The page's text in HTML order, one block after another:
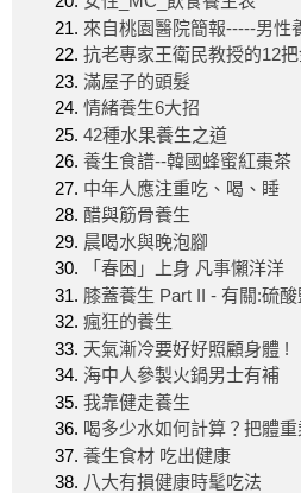
來自桃園醫院簡報-----男性
抗老專家王衛民教授的12
滿屋子的頭髮
情緒養生6大招
42種水果養生之道
養生食譜--韓國蜂蜜紅棗茶
中年人應注重吃、喝、睡
醋與筋骨養生
晨喝水與晚泡腳
「春困」上身 凡事懶洋洋
膝蓋養生 Part II - 有關:硫
瘋狂的養生
天氣漸冷要好好照顧身體 !
海中人參製火鍋男士有補
我靠健走養生
喝多少水如何計算？把體
養生食材 吃出健康
八大有損健康時髦吃法